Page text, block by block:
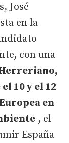
José
en la
con una
10 y el 12
en
, el
España